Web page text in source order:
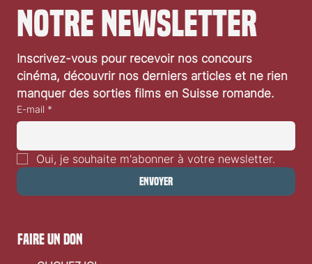
notre newsletter
Inscrivez-vous pour recevoir nos concours
cinéma, découvrir nos derniers articles et ne rien
manquer des sorties films en Suisse romande.
E-mail *
Oui, je souhaite m'abonner à votre newsletter.
Envoyer
faire un don